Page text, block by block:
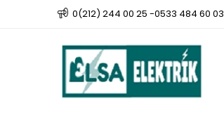
0(212) 244 00 25 -0533 484 60 03